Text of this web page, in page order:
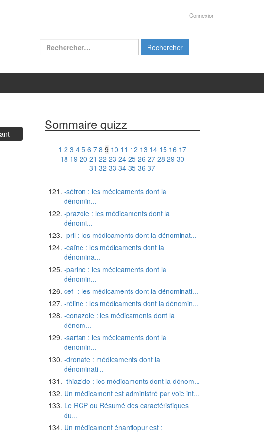
Connexion
Rechercher :
Sommaire quizz
1 2 3 4 5 6 7 8 9 10 11 12 13 14 15 16 17
18 19 20 21 22 23 24 25 26 27 28 29 30
31 32 33 34 35 36 37
-sétron : les médicaments dont la
dénomin...
-prazole : les médicaments dont la
dénomi...
-pril : les médicaments dont la dénominat...
-caïne : les médicaments dont la
dénomina...
-parine : les médicaments dont la
dénomin...
cef- : les médicaments dont la dénominati...
-réline : les médicaments dont la dénomin...
-conazole : les médicaments dont la
dénom...
-sartan : les médicaments dont la
dénomin...
-dronate : médicaments dont la
dénominati...
-thiazide : les médicaments dont la dénom...
Un médicament est administré par voie int...
Le RCP ou Résumé des caractéristiques
du...
Un médicament énantiopur est :